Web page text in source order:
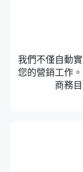
我們不僅自動
您的營銷工作
商務